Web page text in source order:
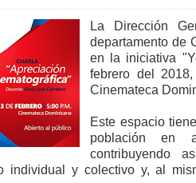
La Dirección
departamento de
en la iniciativa
febrero del
Cinemateca
Este espacio
población en
contribuyendo
individual y colectivo y, al